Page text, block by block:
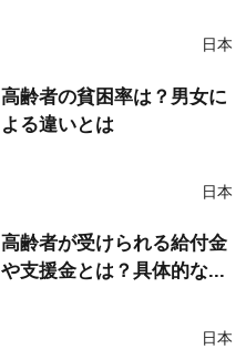
日本
高齢者の貧困率は？男女に
よる違いとは
日本
高齢者が受けられる給付金
や支援金とは？具体的な...
日本